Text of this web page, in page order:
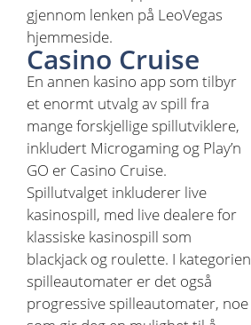
gjennom lenken på LeoVegas
hjemmeside.
Casino Cruise
En annen kasino app som tilbyr
et enormt utvalg av spill fra
mange forskjellige spillutviklere,
inkludert Microgaming og Play’n
GO er Casino Cruise.
Spillutvalget inkluderer live
kasinospill, med live dealere for
klassiske kasinospill som
blackjack og roulette. I kategorien
spilleautomater er det også
progressive spilleautomater, noe